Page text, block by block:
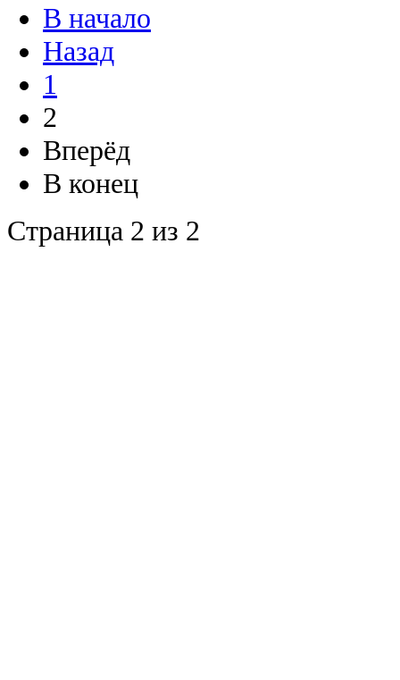
В начало
Назад
1
2
Вперёд
В конец
Страница 2 из 2